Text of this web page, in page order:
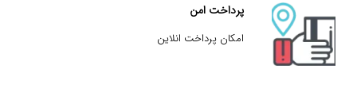
پرداخت امن
امکان پرداخت انلاین